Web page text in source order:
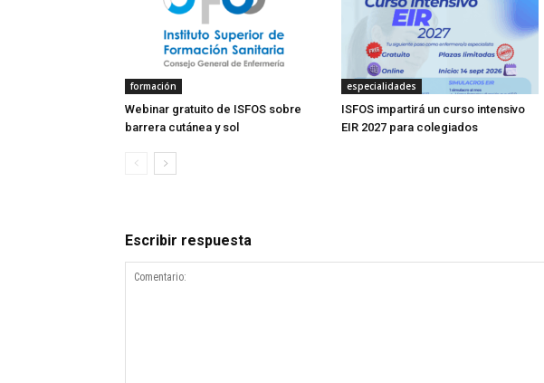
formación
Webinar gratuito de ISFOS sobre
barrera cutánea y sol
especialidades
ISFOS impartirá un curso intensivo
EIR 2027 para colegiados
Escribir respuesta